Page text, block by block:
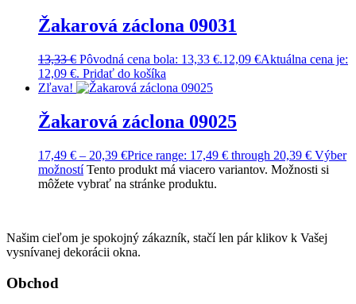
Žakarová záclona 09031
13,33€ Pôvodná cena bola: 13,33 €.12,09 €Aktuálna cena je:
12,09 €. Pridať do košíka
Zľava!
Žakarová záclona 09025
17,49 € – 20,39 €Price range: 17,49 € through 20,39 € Výber
možností Tento produkt má viacero variantov. Možnosti si
môžete vybrať na stránke produktu.
Našim cieľom je spokojný zákazník, stačí len pár klikov k Vašej
vysnívanej dekorácii okna.
Obchod